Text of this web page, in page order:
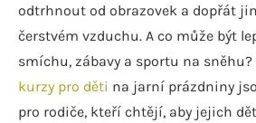
odtrhnout od obrazovek a dopřát
čerstvém vzduchu. A co může být
smíchu, zábavy a sportu na sněhu?
kurzy pro děti na jarní prázdniny
pro rodiče, kteří chtějí, aby jejich